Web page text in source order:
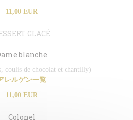
11,00 EUR
GLACÉ
blanche
coulis de chocolat et chantilly)
レルゲン一覧
11,00 EUR
Colonel